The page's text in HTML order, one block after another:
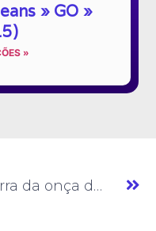
» GO »
»
Garra da onça dorada » Moda Feminina » SP » (#AM930)